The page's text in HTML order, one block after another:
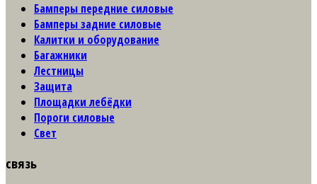
Бамперы передние силовые
Бамперы задние силовые
Калитки и оборудование
Багажники
Лестницы
Защита
Площадки лебёдки
Пороги силовые
Свет
связь